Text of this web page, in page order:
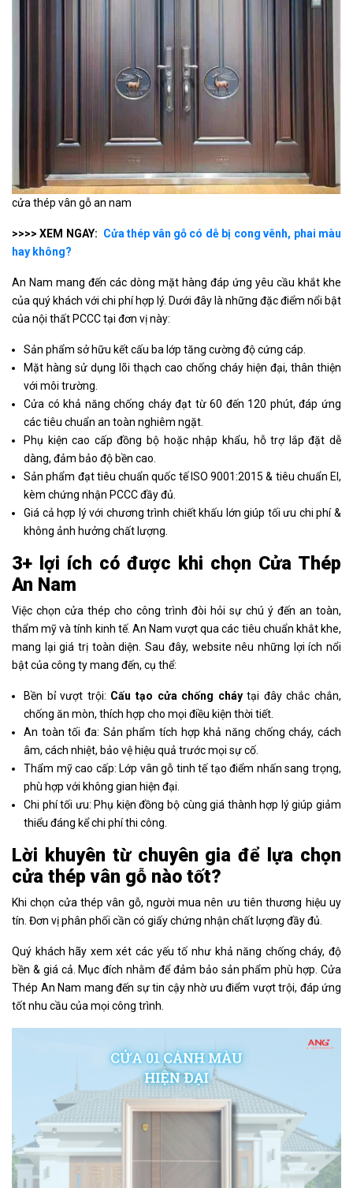
cửa thép vân gỗ an nam
>>>> XEM NGAY: Cửa thép vân gỗ có dễ bị cong vênh, phai màu
hay không?
An Nam mang đến các dòng mặt hàng đáp ứng yêu cầu khắt khe
của quý khách với chi phí hợp lý. Dưới đây là những đặc điểm nổi bật
của nội thất PCCC tại đơn vị này:
Sản phẩm sở hữu kết cấu ba lớp tăng cường độ cứng cáp.
Mặt hàng sử dụng lõi thạch cao chống cháy hiện đại, thân thiện
với môi trường.
Cửa có khả năng chống cháy đạt từ 60 đến 120 phút, đáp ứng
các tiêu chuẩn an toàn nghiêm ngặt.
Phụ kiện cao cấp đồng bộ hoặc nhập khẩu, hỗ trợ lắp đặt dễ
dàng, đảm bảo độ bền cao.
Sản phẩm đạt tiêu chuẩn quốc tế ISO 9001:2015 & tiêu chuẩn EI,
kèm chứng nhận PCCC đầy đủ.
Giá cả hợp lý với chương trình chiết khấu lớn giúp tối ưu chi phí &
không ảnh hưởng chất lượng.
3+ lợi ích có được khi chọn Cửa Thép
An Nam
Việc chọn cửa thép cho công trình đòi hỏi sự chú ý đến an toàn,
thẩm mỹ và tính kinh tế. An Nam vượt qua các tiêu chuẩn khắt khe,
mang lại giá trị toàn diện. Sau đây, website nêu những lợi ích nổi
bật của công ty mang đến, cụ thể:
Bền bỉ vượt trội: Cấu tạo cửa chống cháytại đây chắc chắn,
chống ăn mòn, thích hợp cho mọi điều kiện thời tiết.
An toàn tối đa: Sản phẩm tích hợp khả năng chống cháy, cách
âm, cách nhiệt, bảo vệ hiệu quả trước mọi sự cố.
Thẩm mỹ cao cấp: Lớp vân gỗ tinh tế tạo điểm nhấn sang trọng,
phù hợp với không gian hiện đại.
Chi phí tối ưu: Phụ kiện đồng bộ cùng giá thành hợp lý giúp giảm
thiểu đáng kể chi phí thi công.
Lời khuyên từ chuyên gia để lựa chọn
cửa thép vân gỗ nào tốt?
Khi chọn cửa thép vân gỗ, người mua nên ưu tiên thương hiệu uy
tín. Đơn vị phân phối cần có giấy chứng nhận chất lượng đầy đủ.
Quý khách hãy xem xét các yếu tố như khả năng chống cháy, độ
bền & giá cả. Mục đích nhằm để đảm bảo sản phẩm phù hợp. Cửa
Thép An Nam mang đến sự tin cậy nhờ ưu điểm vượt trội, đáp ứng
tốt nhu cầu của mọi công trình.